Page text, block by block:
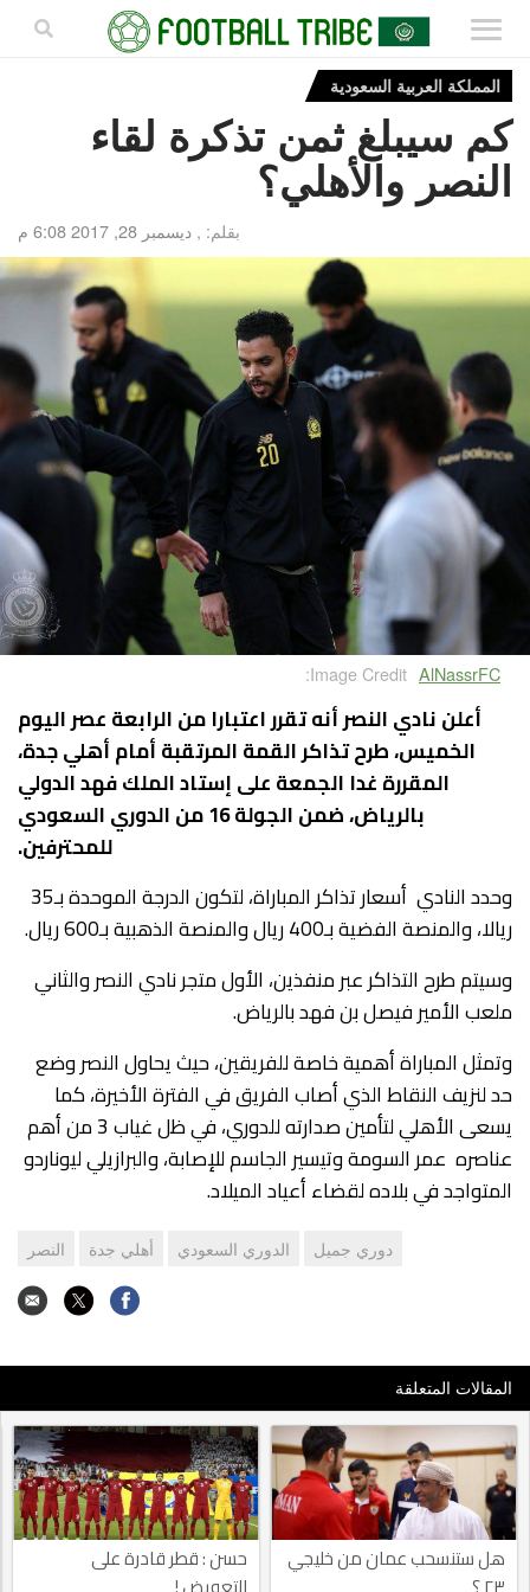
المملكة العربية السعودية
كم سيبلغ ثمن تذكرة لقاء
النصر والأهلي؟
بقلم: , ديسمبر 28, 2017 6:08 م
Image Credit: AlNassrFC
أعلن نادي النصر أنه تقرر اعتبارا من الرابعة عصر اليوم
الخميس، طرح تذاكر القمة المرتقبة أمام أهلي جدة،
المقررة غدا الجمعة على إستاد الملك فهد الدولي
بالرياض، ضمن الجولة 16 من الدوري السعودي
للمحترفين.
وحدد النادي أسعار تذاكر المباراة، لتكون الدرجة الموحدة بـ35
ريالا، والمنصة الفضية بـ400 ريال والمنصة الذهبية بـ600 ريال.
وسيتم طرح التذاكر عبر منفذين، الأول متجر نادي النصر والثاني
ملعب الأمير فيصل بن فهد بالرياض.
وتمثل المباراة أهمية خاصة للفريقين، حيث يحاول النصر وضع
حد لنزيف النقاط الذي أصاب الفريق في الفترة الأخيرة، كما
يسعى الأهلي لتأمين صدارته للدوري، في ظل غياب 3 من أهم
عناصره عمر السومة وتيسير الجاسم للإصابة، والبرازيلي ليوناردو
المتواجد في بلاده لقضاء أعياد الميلاد.
دوري جميل الدوري السعودي أهلي جدة النصر
المقالات المتعلقة
هل ستنسحب عمان من خليجي
حسن : قطر قادرة على